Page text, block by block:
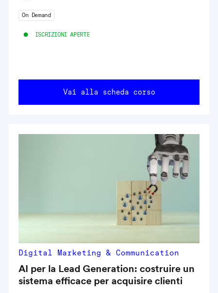
On Demand
ISCRIZIONI APERTE
Vai alla scheda corso
Digital Marketing & Communication
AI per la Lead Generation: costruire un
sistema efficace per acquisire clienti